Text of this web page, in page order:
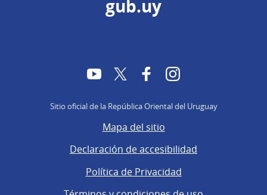
gub.uy
YouTubeTwitter FacebookInstagram
Sitio oficial de la República Oriental del Uruguay
Mapa del sitio
Declaración de accesibilidad
Política de Privacidad